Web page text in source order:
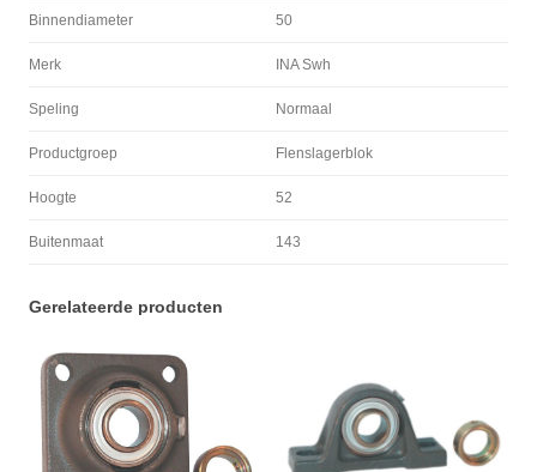
Binnendiameter 50
Merk INA Swh
Speling Normaal
Productgroep Flenslagerblok
Hoogte 52
Buitenmaat 143
Gerelateerde producten